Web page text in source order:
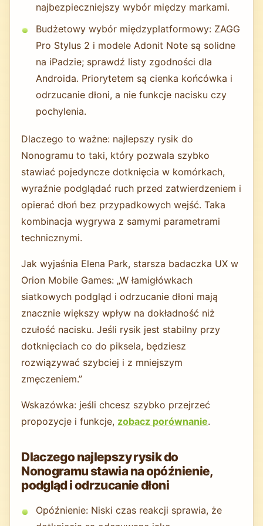
najbezpieczniejszy wybór między markami.
Budżetowy wybór międzyplatformowy: ZAGG
Pro Stylus 2 i modele Adonit Note są solidne
na iPadzie; sprawdź listy zgodności dla
Androida. Priorytetem są cienka końcówka i
odrzucanie dłoni, a nie funkcje nacisku czy
pochylenia.
Dlaczego to ważne: najlepszy rysik do
Nonogramu to taki, który pozwala szybko
stawiać pojedyncze dotknięcia w komórkach,
wyraźnie podglądać ruch przed zatwierdzeniem i
opierać dłoń bez przypadkowych wejść. Taka
kombinacja wygrywa z samymi parametrami
technicznymi.
Jak wyjaśnia Elena Park, starsza badaczka UX w
Orion Mobile Games: „W łamigłówkach
siatkowych podgląd i odrzucanie dłoni mają
znacznie większy wpływ na dokładność niż
czułość nacisku. Jeśli rysik jest stabilny przy
dotknięciach co do piksela, będziesz
rozwiązywać szybciej i z mniejszym
zmęczeniem.”
Wskazówka: jeśli chcesz szybko przejrzeć
propozycje i funkcje, zobacz porównanie.
Dlaczego najlepszy rysik do
Nonogramu stawia na opóźnienie,
podgląd i odrzucanie dłoni
Opóźnienie: Niski czas reakcji sprawia, że